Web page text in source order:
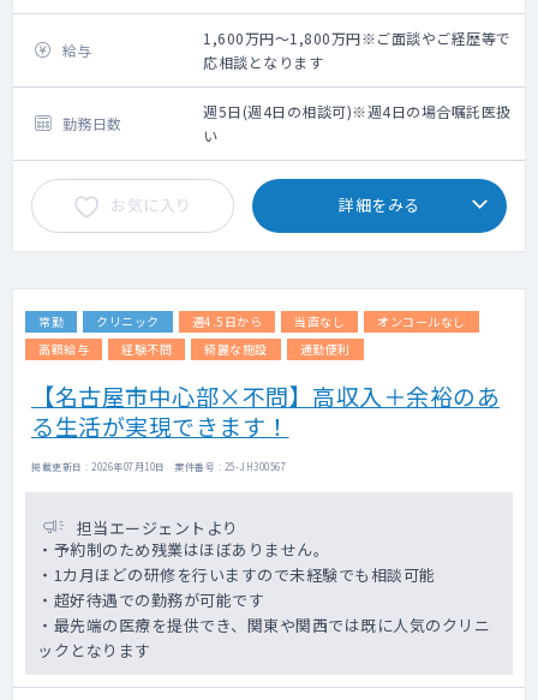
学療法、周術期管理等。
給与
1,600万円～1,800万円※ご面談やご経歴等で
応相談となります
勤務日数
週5日(週4日の相談可)※週4日の場合嘱託医扱
い
お気に入り 詳細をみる
常勤 クリニック 週4.5日から 当直なし
オンコールなし
高額給与
経験不問 綺麗な施設 通勤便利
【名古屋市中心部×不問】高収入＋余裕のあ
る生活が実現できます！
掲載更新日 : 2026年07月10日 案件番号 : 25-JH300567
担当エージェントより
・予約制のため残業はほぼありません。
・1カ月ほどの研修を行いますので未経験でも相談可能
・超好待遇での勤務が可能です
・最先端の医療を提供でき、関東や関西では既に人気のクリニ
ックとなります